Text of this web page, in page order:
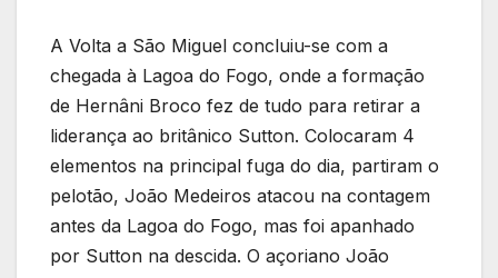
A Volta a São Miguel concluiu-se com a
chegada à Lagoa do Fogo, onde a formação
de Hernâni Broco fez de tudo para retirar a
liderança ao britânico Sutton. Colocaram 4
elementos na principal fuga do dia, partiram o
pelotão, João Medeiros atacou na contagem
antes da Lagoa do Fogo, mas foi apanhado
por Sutton na descida. O açoriano João